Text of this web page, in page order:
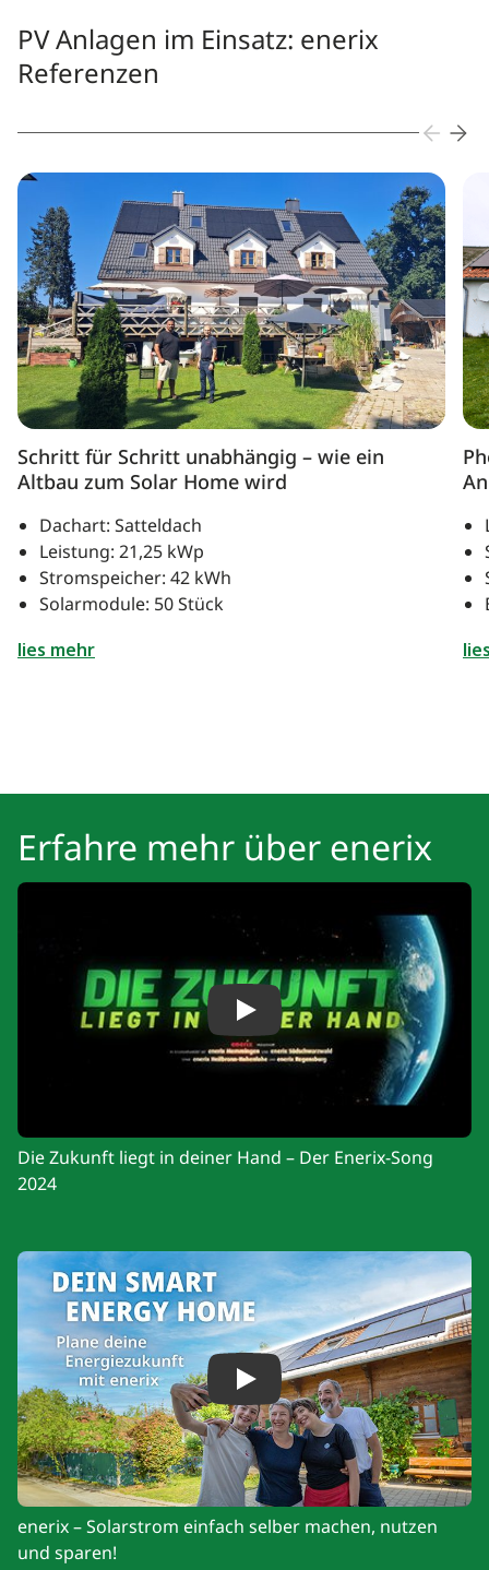
PV Anlagen im Einsatz: enerix
Referenzen
Schritt für Schritt unabhängig – wie ein
Altbau zum Solar Home wird
Dachart: Satteldach
Leistung: 21,25 kWp
Stromspeicher: 42 kWh
Solarmodule: 50 Stück
lies mehr
Erfahre mehr über enerix
Play
Die Zukunft liegt in deiner Hand – Der Enerix-Song
2024
Play
enerix – Solarstrom einfach selber machen, nutzen
und sparen!